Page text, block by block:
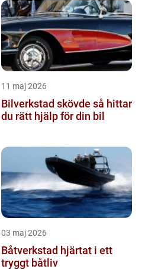
11 maj 2026
Bilverkstad skövde så hittar
du rätt hjälp för din bil
03 maj 2026
Båtverkstad hjärtat i ett
tryggt båtliv